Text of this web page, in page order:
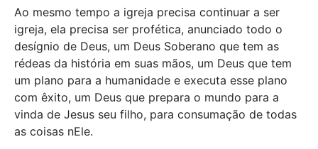
Ao mesmo tempo a igreja precisa continuar a ser
igreja, ela precisa ser profética, anunciado todo o
desígnio de Deus, um Deus Soberano que tem as
rédeas da história em suas mãos, um Deus que tem
um plano para a humanidade e executa esse plano
com êxito, um Deus que prepara o mundo para a
vinda de Jesus seu filho, para consumação de todas
as coisas nEle.